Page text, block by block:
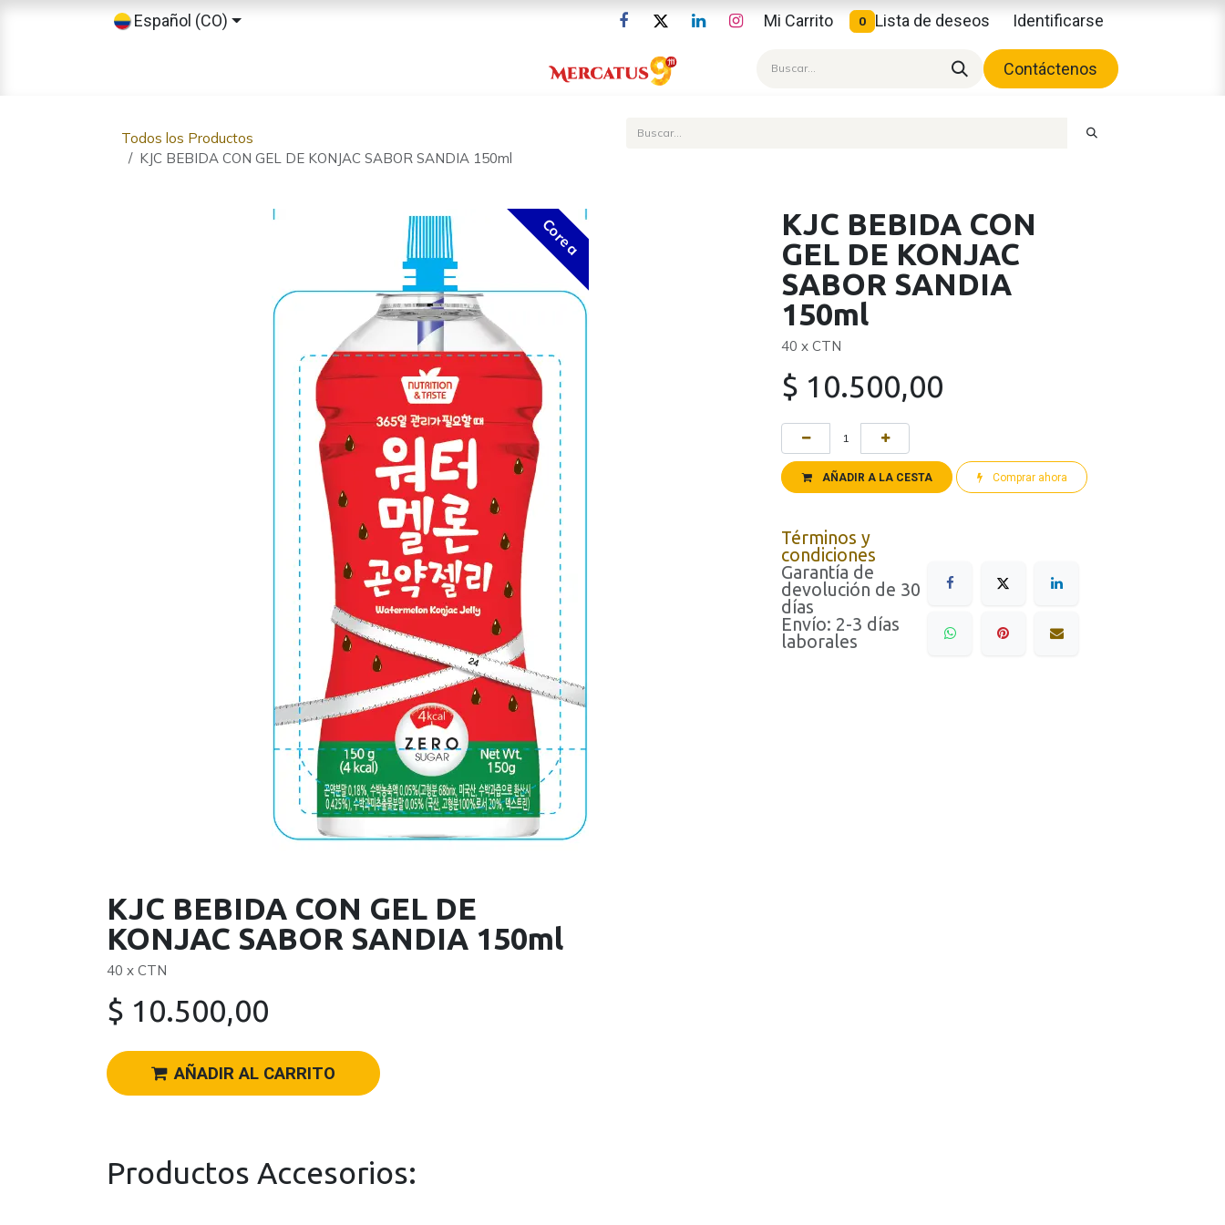
Español (CO) Mi Carrito 0 Lista de deseos Identificarse
Contáctenos
Todos los Productos
KJC BEBIDA CON GEL DE KONJAC SABOR SANDIA 150ml
Corea
KJC BEBIDA CON
GEL DE KONJAC
SABOR SANDIA
150ml
40 x CTN
$ 10.500,00
AÑADIR A LA CESTA Comprar ahora
Términos y
condiciones
Garantía de
devolución de 30
días
Envío: 2-3 días
laborales
KJC BEBIDA CON GEL DE
KONJAC SABOR SANDIA 150ml
40 x CTN
$ 10.500,00
AÑADIR AL CARRITO
Productos Accesorios: